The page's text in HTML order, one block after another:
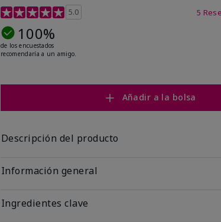
Calificación de clientes de 3,4 de 5
5.0 5
100%
de los encuestados
recomendaría a un amigo.
Añadir a la bolsa
Descripción del producto
Información general
Ingredientes clave